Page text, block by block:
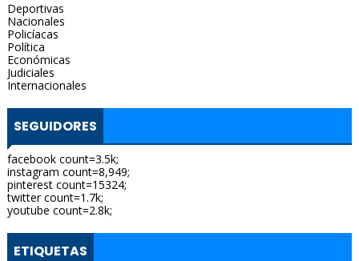
Deportivas
Nacionales
Policíacas
Política
Económicas
Judiciales
Internacionales
SEGUIDORES
facebook count=3.5k;
instagram count=8,949;
pinterest count=15324;
twitter count=1.7k;
youtube count=2.8k;
ETIQUETAS